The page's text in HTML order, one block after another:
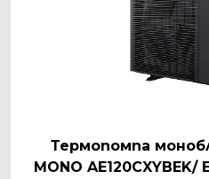
Термопомпа
MONO